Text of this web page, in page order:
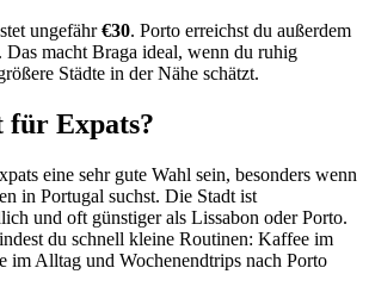
ungefähr€30. Porto erreichst du außerdem
macht Braga ideal, wenn du ruhig
Städte in der Nähe schätzt.
für Expats?
eine sehr gute Wahl sein, besonders wenn
in Portugal suchst. Die Stadt ist
und oft günstiger als Lissabon oder Porto.
du schnell kleine Routinen: Kaffee im
im Alltag und Wochenendtrips nach Porto